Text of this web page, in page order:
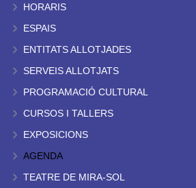
HORARIS
ESPAIS
ENTITATS ALLOTJADES
SERVEIS ALLOTJATS
PROGRAMACIÓ CULTURAL
CURSOS I TALLERS
EXPOSICIONS
AGENDA
TEATRE DE MIRA-SOL